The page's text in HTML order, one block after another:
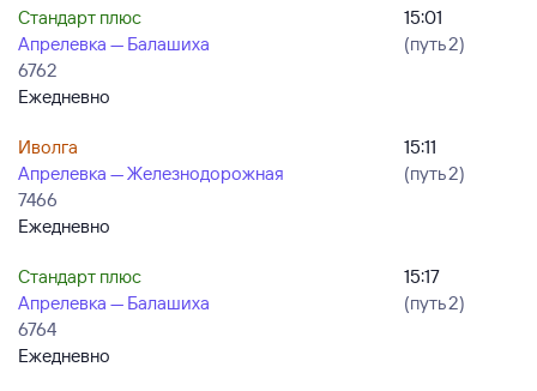
Стандарт плюс
Апрелевка — Балашиха
6762
Ежедневно
15:01
(путь 2)
Иволга
Апрелевка — Железнодорожная
7466
Ежедневно
15:11
(путь 2)
Стандарт плюс
Апрелевка — Балашиха
6764
Ежедневно
15:17
(путь 2)